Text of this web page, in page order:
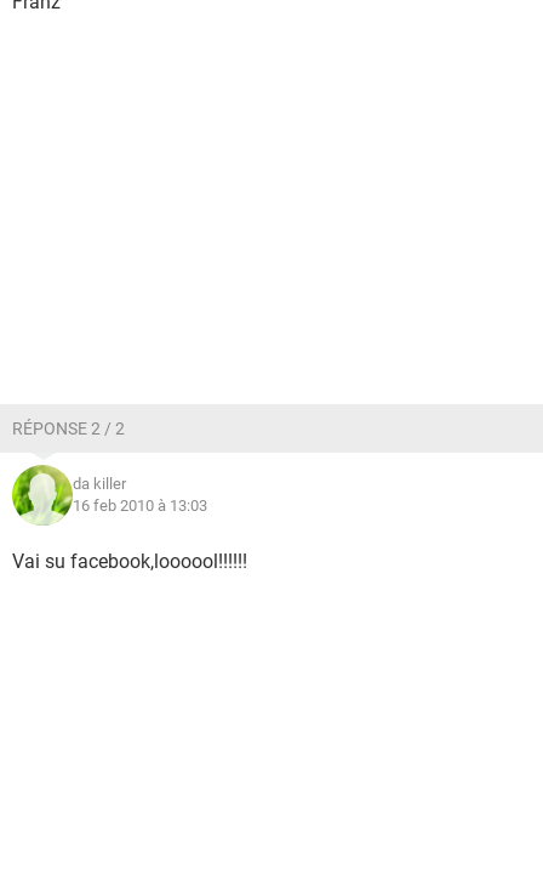
RÉPONSE 2 / 2
da killer
16 feb 2010 à 13:03
Vai su facebook,loooool!!!!!!